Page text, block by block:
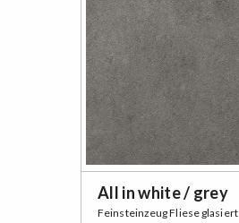
All in white / grey
Feinsteinzeug Fliese glasiert